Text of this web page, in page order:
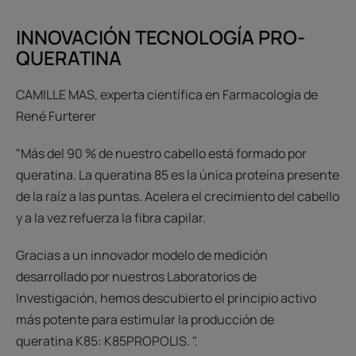
INNOVACIÓN TECNOLOGÍA PRO-
QUERATINA
CAMILLE MAS, experta científica en Farmacología de
René Furterer
"Más del 90 % de nuestro cabello está formado por
queratina. La queratina 85 es la única proteína presente
de la raíz a las puntas. Acelera el crecimiento del cabello
y a la vez refuerza la fibra capilar.
Gracias a un innovador modelo de medición
desarrollado por nuestros Laboratorios de
Investigación, hemos descubierto el principio activo
más potente para estimular la producción de
queratina K85: K85PROPOLIS. ".